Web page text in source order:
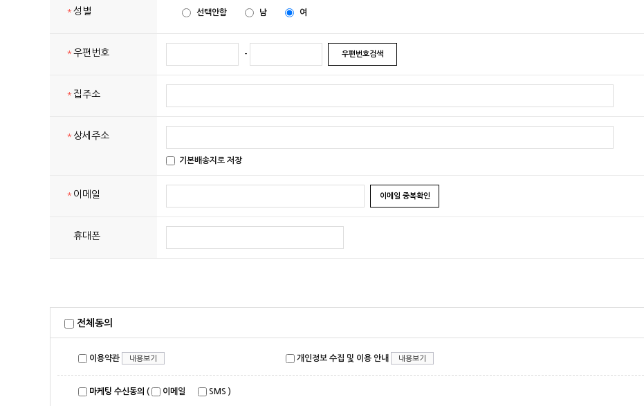
* 성별 선택안함 남 여
* 우편번호 - 우편번호검색
* 집주소
* 상세주소
기본배송지로 저장
* 이메일 이메일 중복확인
휴대폰
전체동의
이용약관 내용보기 개인정보 수집 및 이용 안내 내용보기
마케팅 수신동의 ( 이메일 SMS )